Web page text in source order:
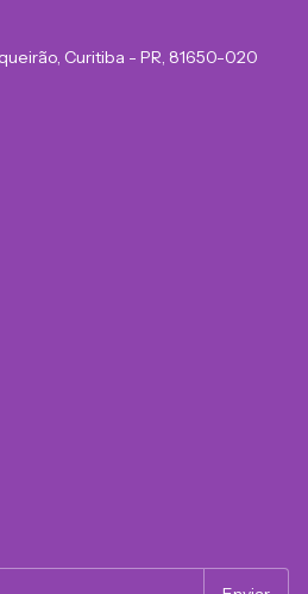
Curitiba - PR, 81650-020